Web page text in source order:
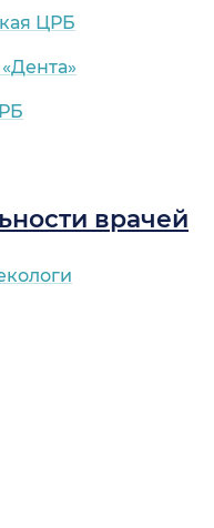
ЦРБ
врачей